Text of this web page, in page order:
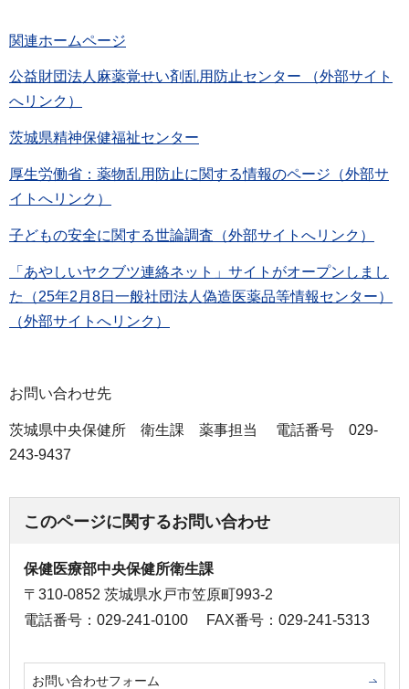
関連ホームページ
公益財団法人麻薬覚せい剤乱用防止センター （外部サイト
へリンク）
茨城県精神保健福祉センター
厚生労働省：薬物乱用防止に関する情報のページ（外部サ
イトへリンク）
子どもの安全に関する世論調査（外部サイトへリンク）
「あやしいヤクブツ連絡ネット」サイトがオープンしまし
た（25年2月8日一般社団法人偽造医薬品等情報センター）
（外部サイトへリンク）
お問い合わせ先
茨城県中央保健所 衛生課 薬事担当 電話番号 029-
243-9437
このページに関するお問い合わせ
保健医療部中央保健所衛生課
〒310-0852 茨城県水戸市笠原町993-2
電話番号：029-241-0100
FAX番号：029-241-5313
お問い合わせフォーム